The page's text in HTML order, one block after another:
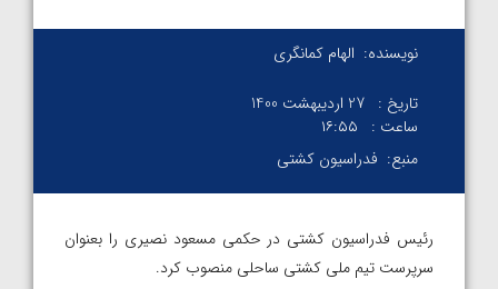
نویسنده: الهام کمانگری
تاریخ : 27 اردیبهشت 1400
ساعت :
۱۶:۵۵
منبع: فدراسیون کشتی
رئیس فدراسیون کشتی در حکمی مسعود نصیری را بعنوان
سرپرست تیم ملی کشتی ساحلی منصوب کرد.